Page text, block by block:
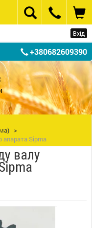
Вхід
+380682609390
>
апарата Sipma
валу